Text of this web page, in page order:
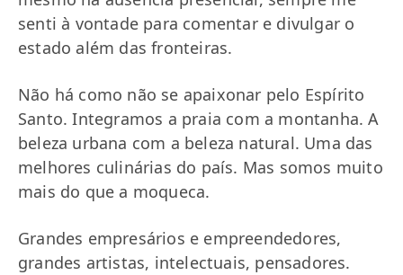
senti à vontade para comentar e divulgar o
estado além das fronteiras.
Não há como não se apaixonar pelo Espírito
Santo. Integramos a praia com a montanha. A
beleza urbana com a beleza natural. Uma das
melhores culinárias do país. Mas somos muito
mais do que a moqueca.
Grandes empresários e empreendedores,
grandes artistas, intelectuais, pensadores.